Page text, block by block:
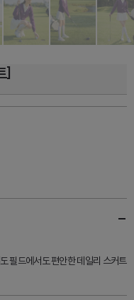
]
필드에서도 편안한 데일리 스커트